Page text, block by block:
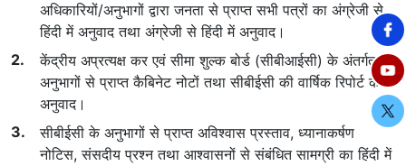
अधिकारियों/अनुभागों द्वारा जनता से प्राप्त सभी पत्रों का अंग्रेजी से
हिंदी में अनुवाद तथा अंग्रेजी से हिंदी में अनुवाद।
केंद्रीय अप्रत्यक्ष कर एवं सीमा शुल्क बोर्ड (सीबीआईसी) के अंतर्गत
अनुभागों से प्राप्त कैबिनेट नोटों तथा सीबीईसी की वार्षिक रिपोर्ट का
अनुवाद।
सीबीईसी के अनुभागों से प्राप्त अविश्वास प्रस्ताव, ध्यानाकर्षण
नोटिस, संसदीय प्रश्न तथा आश्वासनों से संबंधित सामग्री का हिंदी में